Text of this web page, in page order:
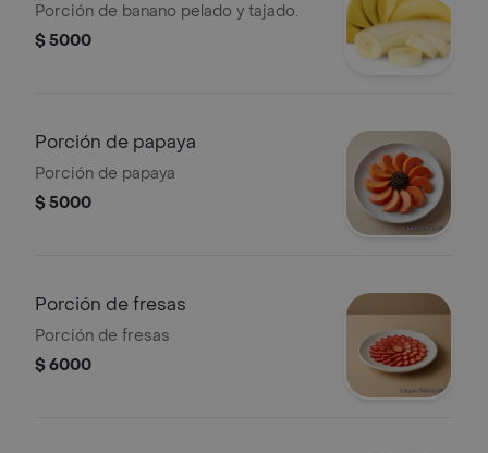
Porción de banano pelado y tajado.
$ 5000
Porción de papaya
Porción de papaya
$ 5000
Porción de fresas
Porción de fresas
$ 6000